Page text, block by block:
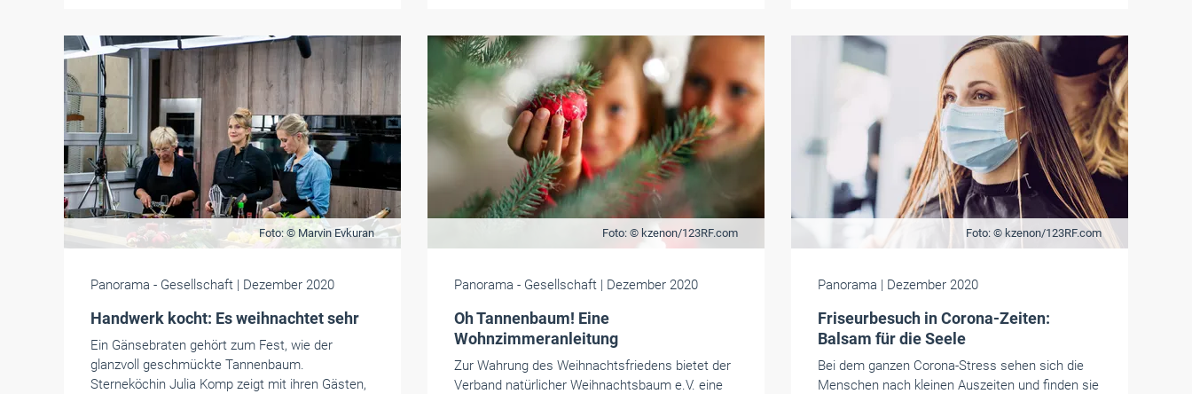
Foto: © Marvin Evkuran
Panorama - Gesellschaft | Dezember 2020
Handwerk kocht: Es weihnachtet sehr
Ein Gänsebraten gehört zum Fest, wie der
glanzvoll geschmückte Tannenbaum.
Sterneköchin Julia Komp zeigt mit ihren Gästen,
Foto: © kzenon/123RF.com
Panorama - Gesellschaft | Dezember 2020
Oh Tannenbaum! Eine
Wohnzimmeranleitung
Zur Wahrung des Weihnachtsfriedens bietet der
Verband natürlicher Weihnachtsbaum e.V. eine
Foto: © kzenon/123RF.com
Panorama | Dezember 2020
Friseurbesuch in Corona-Zeiten:
Balsam für die Seele
Bei dem ganzen Corona-Stress sehen sich die
Menschen nach kleinen Auszeiten und finden sie